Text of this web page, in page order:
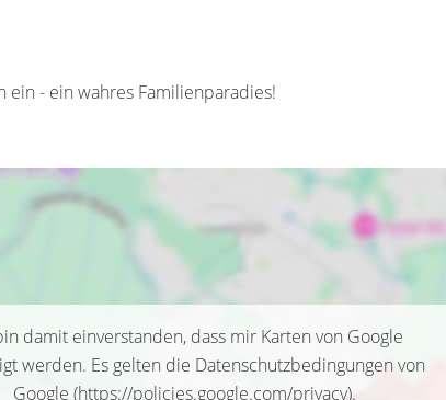
ein - ein wahres Familienparadies!
damit einverstanden, dass mir Karten von Google
werden. Es gelten die Datenschutzbedingungen von
Google (https://policies.google.com/privacy).